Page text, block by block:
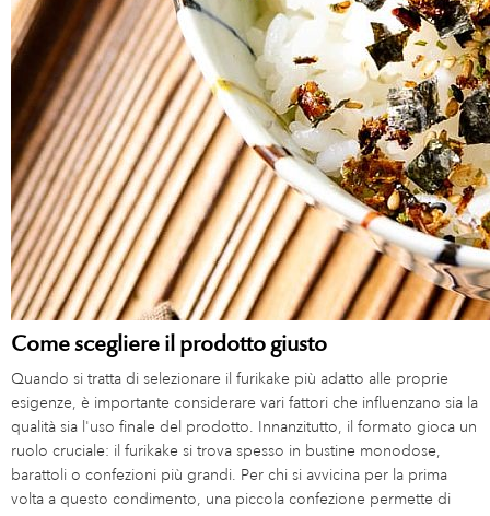
Come scegliere il prodotto giusto
Quando si tratta di selezionare il furikake più adatto alle proprie
esigenze, è importante considerare vari fattori che influenzano sia la
qualità sia l'uso finale del prodotto. Innanzitutto, il formato gioca un
ruolo cruciale: il furikake si trova spesso in bustine monodose,
barattoli o confezioni più grandi. Per chi si avvicina per la prima
volta a questo condimento, una piccola confezione permette di